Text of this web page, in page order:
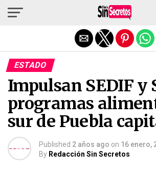
ESTADO
Impulsan SEDIF y
programas
sur de Puebla
Published 2 años ago on 16 enero,
By Redacción Sin Secretos
Salir de la versión móvil